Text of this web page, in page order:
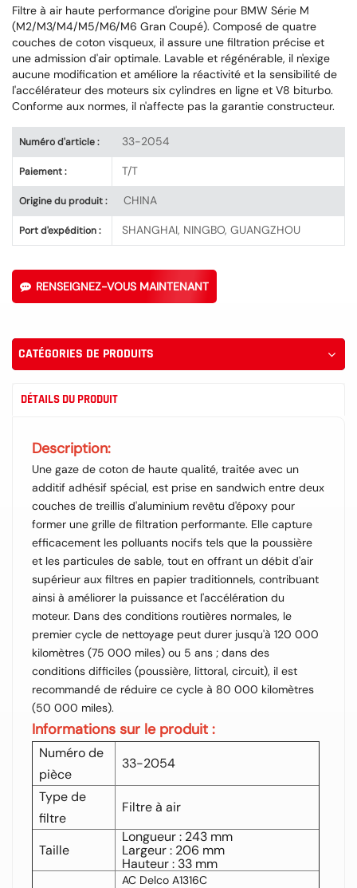
Filtre à air haute performance d'origine pour BMW Série M
(M2/M3/M4/M5/M6/M6 Gran Coupé). Composé de quatre
couches de coton visqueux, il assure une filtration précise et
une admission d'air optimale. Lavable et régénérable, il n'exige
aucune modification et améliore la réactivité et la sensibilité de
l'accélérateur des moteurs six cylindres en ligne et V8 biturbo.
Conforme aux normes, il n'affecte pas la garantie constructeur.
Numéro d'article : 33-2054
Paiement : T/T
Origine du produit : CHINA
Port d'expédition : SHANGHAI, NINGBO, GUANGZHOU
RENSEIGNEZ-VOUS MAINTENANT
CATÉGORIES DE PRODUITS
DÉTAILS DU PRODUIT
Description:
Une gaze de coton de haute qualité, traitée avec un
additif adhésif spécial, est prise en sandwich entre deux
couches de treillis d'aluminium revêtu d'époxy pour
former une grille de filtration performante. Elle capture
efficacement les polluants nocifs tels que la poussière
et les particules de sable, tout en offrant un débit d'air
supérieur aux filtres en papier traditionnels, contribuant
ainsi à améliorer la puissance et l'accélération du
moteur. Dans des conditions routières normales, le
premier cycle de nettoyage peut durer jusqu'à 120 000
kilomètres (75 000 miles) ou 5 ans ; dans des
conditions difficiles (poussière, littoral, circuit), il est
recommandé de réduire ce cycle à 80 000 kilomètres
(50 000 miles).
Informations sur le produit :
Numéro de
pièce
33-2054
Type de
filtre
Filtre à air
Taille
Longueur : 243 mm
Largeur : 206 mm
Hauteur : 33 mm
AC Delco A1316C